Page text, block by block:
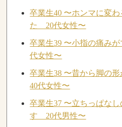
卒業生40 〜ホンマに変
た 20代女性〜
卒業生39 〜小指の痛み
代女性〜
卒業生38 〜昔から脚の
40代女性〜
卒業生37 〜立ちっぱな
す 20代男性〜